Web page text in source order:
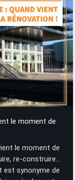
le moment de
le moment de
re-construire…
est synonyme de